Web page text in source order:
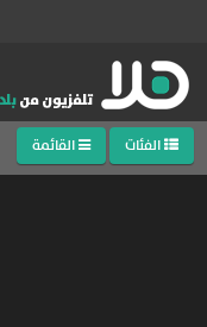
الفئات القائمة